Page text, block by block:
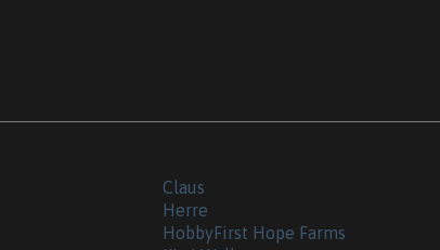
Claus
Herre
HobbyFirst Hope Farms